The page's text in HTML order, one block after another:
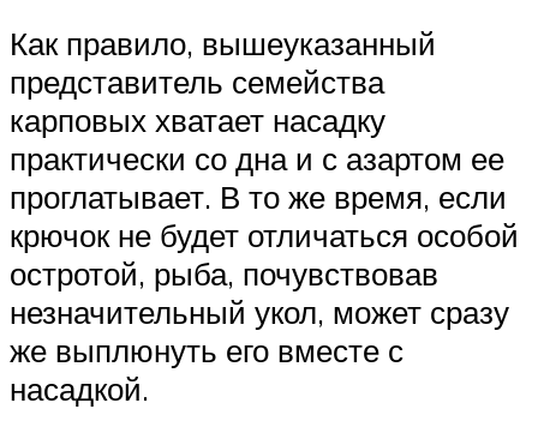
Как правило, вышеуказанный
представитель семейства
карповых хватает насадку
практически со дна и с азартом ее
проглатывает. В то же время, если
крючок не будет отличаться особой
остротой, рыба, почувствовав
незначительный укол, может сразу
же выплюнуть его вместе с
насадкой.